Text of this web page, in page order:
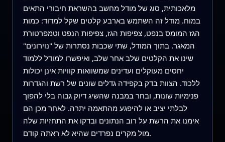
מלאכותית, סוג של מודל מחשב בהשראת חיבורי התאים
במוח. מודל זה השתמש בארבע קלטים שקל למדוד: כמות
הגז המומס בנפט, צפיפות הגז, צפיפות הנפט וטמפרטורת
המאגר. בתוך המודל, שתי שכבות נסתרות של "נוירונים"
שינו את הקלטים שלב אחר שלב, ואיפשרו למודל ללמוד
יחסים מעוקלים ועדינים שמשוואות קוויות אינן יכולות
ללכוד. הצוות בדק בקפידה גדלים שונים של רשת והגדרות
פנימיות שונות, ובחר במבנה שהשיג דיוק גבוה בלי להפוך
לבלתי יציב או להיפגע מהתאמה יתרה. לאחר מכן הם
אימנו את הרשת על רוב הנתונים ובדקו את התחזיות שלה
מול מקרים נפרדים שהיא לא ראתה קודם.